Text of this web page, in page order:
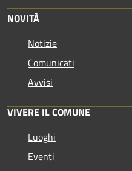
NOVITÀ
Notizie
Comunicati
Avvisi
VIVERE IL COMUNE
Luoghi
Eventi